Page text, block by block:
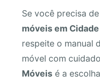
Se você precisa
móveis em
respeite o manual
móvel com
Móveisé a